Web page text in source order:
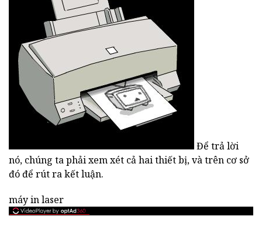
Để trả lời
nó, chúng ta phải xem xét cả hai thiết bị, và trên cơ sở
đó để rút ra kết luận.
máy in laser